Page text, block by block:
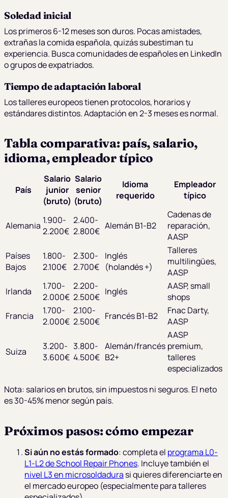
Soledad inicial
Los primeros 6-12 meses son duros. Pocas amistades,
extrañas la comida española, quizás subestiman tu
experiencia. Busca comunidades de españoles en LinkedIn
o grupos de expatriados.
Tiempo de adaptación laboral
Los talleres europeos tienen protocolos, horarios y
estándares distintos. Adaptación en 2-3 meses es normal.
Tabla comparativa: país, salario,
idioma, empleador típico
País
Salario
junior
(bruto)
Salario
senior
(bruto)
Idioma
requerido
Empleador
típico
Alemania 1.900-
2.200€
2.400-
2.800€ Alemán B1-B2
Cadenas de
reparación,
AASP
Países
Bajos
1.800-
2.100€
2.300-
2.700€
Inglés
(holandés +)
Talleres
multilingües,
AASP
Irlanda
1.700-
2.000€
2.200-
2.500€ Inglés
AASP, small
shops
Francia
1.700-
2.000€
2.100-
2.500€ Francés B1-B2
Fnac Darty,
AASP
Suiza
3.200-
3.600€
3.800-
4.500€
Alemán/francés
B2+
AASP
premium,
talleres
especializados
Nota: salarios en brutos, sin impuestos ni seguros. El neto
es 30-45% menor según país.
Próximos pasos: cómo empezar
Si aún no estás formado: completa el programa L0-
L1-L2 de School Repair Phones. Incluye también el
nivel L3 en microsoldadura si quieres diferenciarte en
el mercado europeo (especialmente para talleres